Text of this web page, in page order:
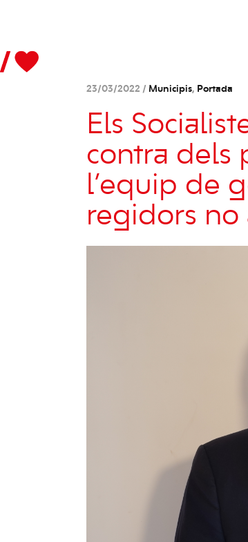
23/03/2022 / Municipis, Portada
Els
contra dels
l’equip de
regidors no